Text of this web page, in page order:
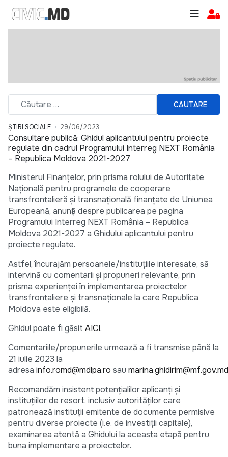
CAUTARE
ȘTIRI SOCIALE 29/06/2023
Consultare publică: Ghidul aplicantului pentru proiecte
regulate din cadrul Programului Interreg NEXT România
– Republica Moldova 2021-2027
Ministerul Finanțelor, prin prisma rolului de Autoritate
Națională pentru programele de cooperare
transfrontalieră și transnațională finanțate de Uniunea
Europeană, anunță despre publicarea pe pagina
Programului Interreg NEXT România – Republica
Moldova 2021-2027 a Ghidului aplicantului pentru
proiecte regulate.
Astfel, încurajăm persoanele/instituțiile interesate, să
intervină cu comentarii și propuneri relevante, prin
prisma experienței în implementarea proiectelor
transfrontaliere și transnaționale la care Republica
Moldova este eligibilă.
Ghidul poate fi găsit AICI.
Comentariile/propunerile urmează a fi transmise până la
21 iulie 2023 la
adresa info.romd@mdlpa.ro sau marina.ghidirim@mf.gov.md
Recomandăm insistent potențialilor aplicanți și
instituțiilor de resort, inclusiv autorităților care
patronează instituții emitente de documente permisive
pentru diverse proiecte (i.e. de investiții capitale),
examinarea atentă a Ghidului la aceasta etapă pentru
buna implementare a proiectelor.